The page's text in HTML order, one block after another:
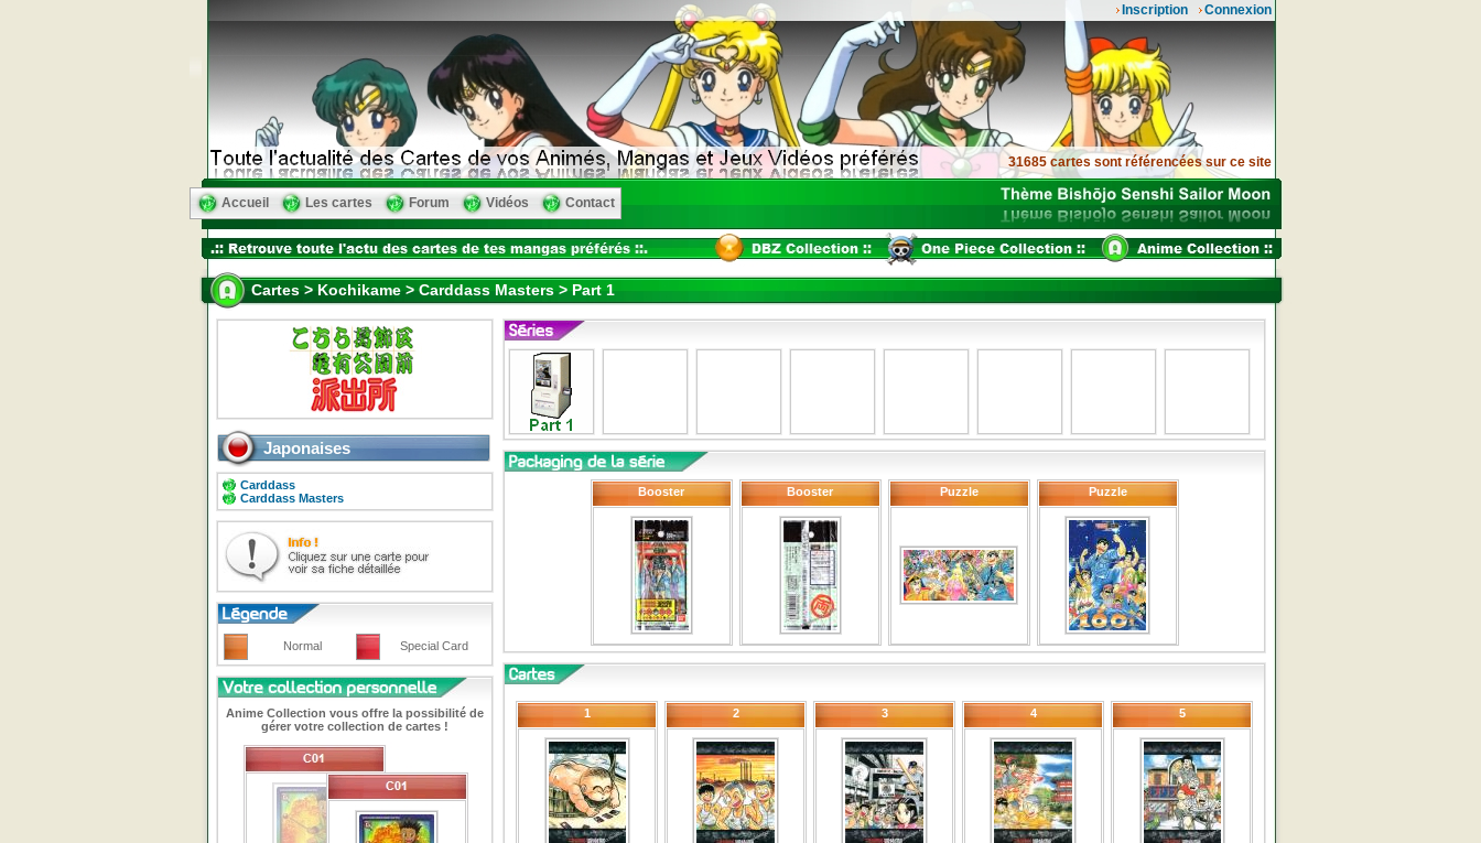
Connexion
Inscription
31685 cartes sont référencées sur ce site
Accueil Les cartes Forum Vidéos Contact
Cartes > Kochikame > Carddass Masters > Part 1
Japonaises
Carddass
Carddass Masters
Normal Special Card
Anime Collection vous offre la possibilité de
gérer votre collection de cartes !
Booster Booster Puzzle Puzzle
1 2 3 4 5